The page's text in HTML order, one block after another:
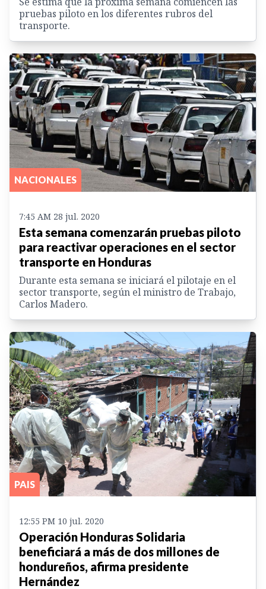
pruebas piloto en los diferentes rubros del
transporte.
NACIONALES
7:45 AM 28 jul. 2020
Esta semana comenzarán pruebas piloto
para reactivar operaciones en el sector
transporte en Honduras
Durante esta semana se iniciará el pilotaje en el
sector transporte, según el ministro de Trabajo,
Carlos Madero.
PAIS
12:55 PM 10 jul. 2020
Operación Honduras Solidaria
beneficiará a más de dos millones de
hondureños, afirma presidente
Hernández